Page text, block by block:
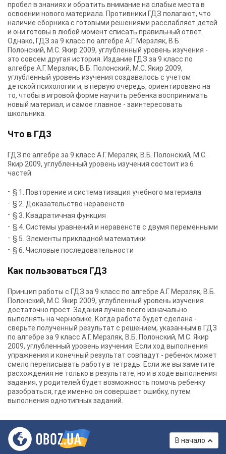
пробел в знаниях и обратить внимание на слабые места в
освоении нового материала. Противники ГДЗ полагают, что
наличие сборника с готовыми решениями расслабляет детей
и они готовы в любой момент списать правильный ответ.
Однако, ГДЗ за 9 класс по алгебре А.Г. Мерзляк, В.Б.
Полонский, М.С. Якир 2009, углубленный уровень изучения -
это совсем другая история. Издание ГДЗ за 9 класс по
алгебре А.Г. Мерзляк, В.Б. Полонский, М.С. Якир 2009,
углубленный уровень изучения создавалось с учетом
детской психологии и, в первую очередь, ориентировано на
то, чтобы в игровой форме научить ребенка воспринимать
новый материал, и самое главное - заинтересовать
школьника.
Что в ГДЗ
ГДЗ по алгебре за 9 класс А.Г. Мерзляк, В.Б. Полонский, М.С.
Якир 2009, углубленный уровень изучения состоит из 6
частей:
§ 1. Повторение и систематизация учебного материала
§ 2. Доказательство неравенств
§ 3. Квадратичная функция
§ 4. Системы уравнений и неравенств с двумя переменными
§ 5. Элементы прикладной математики
§ 6. Числовые последовательности
Как пользоваться ГДЗ
Принцип работы с ГДЗ за 9 класс по алгебре А.Г. Мерзляк, В.Б.
Полонский, М.С. Якир 2009, углубленный уровень изучения
достаточно прост. Задания лучше всего изначально
выполнять на черновике. Когда работа будет сделана -
сверьте полученный результат с решением, указанным в ГДЗ
по алгебре за 9 класс А.Г. Мерзляк, В.Б. Полонский, М.С. Якир
2009, углубленный уровень изучения. Если ход выполнения
упражнения и конечный результат совпадут - ребенок может
смело переписывать работу в тетрадь. Если же вы заметите
расхождения не только в результате, но и в ходе выполнения
задания, у родителей будет возможность помочь ребенку
разобраться, где именно он совершает ошибку, путем
выполнения однотипных заданий.
В начало